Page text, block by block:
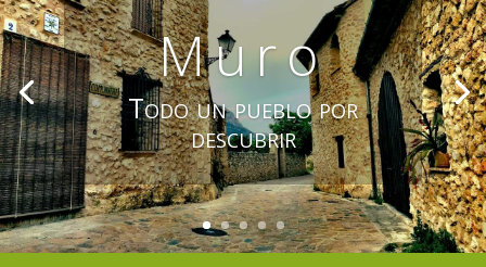
Muro
Todo un pueblo por
descubrir